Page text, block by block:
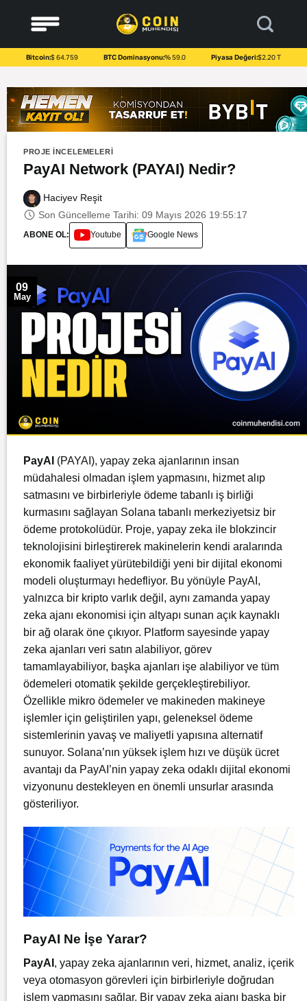
content
Bitcoin:$ 64.759 BTC Dominasyonu:% 59.0 Piyasa Değeri:$2.20 T
PROJE İNCELEMELERI
PayAI Network (PAYAI) Nedir?
Haciyev Reşit
Son Güncelleme Tarihi: 09 Mayıs 2026 19:55:17
ABONE OL: Youtube Google News
09
May
PayAI (PAYAI), yapay zeka ajanlarının insan
müdahalesi olmadan işlem yapmasını, hizmet alıp
satmasını ve birbirleriyle ödeme tabanlı iş birliği
kurmasını sağlayan Solana tabanlı merkeziyetsiz bir
ödeme protokolüdür. Proje, yapay zeka ile blokzincir
teknolojisini birleştirerek makinelerin kendi aralarında
ekonomik faaliyet yürütebildiği yeni bir dijital ekonomi
modeli oluşturmayı hedefliyor. Bu yönüyle PayAI,
yalnızca bir kripto varlık değil, aynı zamanda yapay
zeka ajanı ekonomisi için altyapı sunan açık kaynaklı
bir ağ olarak öne çıkıyor. Platform sayesinde yapay
zeka ajanları veri satın alabiliyor, görev
tamamlayabiliyor, başka ajanları işe alabiliyor ve tüm
ödemeleri otomatik şekilde gerçekleştirebiliyor.
Özellikle mikro ödemeler ve makineden makineye
işlemler için geliştirilen yapı, geleneksel ödeme
sistemlerinin yavaş ve maliyetli yapısına alternatif
sunuyor. Solana’nın yüksek işlem hızı ve düşük ücret
avantajı da PayAI’nin yapay zeka odaklı dijital ekonomi
vizyonunu destekleyen en önemli unsurlar arasında
gösteriliyor.
PayAI Ne İşe Yarar?
PayAI , yapay zeka ajanlarının veri, hizmet, analiz, içerik
veya otomasyon görevleri için birbirleriyle doğrudan
işlem yapmasını sağlar. Bir yapay zeka ajanı başka bir